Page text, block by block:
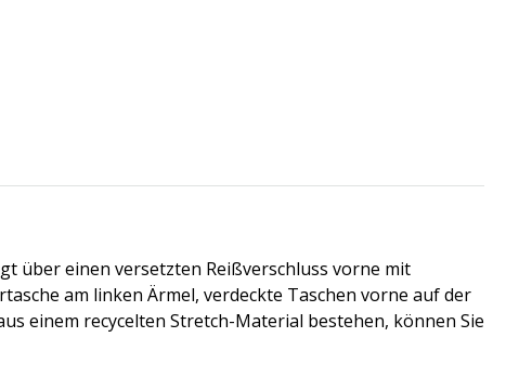
über einen versetzten Reißverschluss vorne mit
am linken Ärmel, verdeckte Taschen vorne auf der
einem recycelten Stretch-Material bestehen, können Sie